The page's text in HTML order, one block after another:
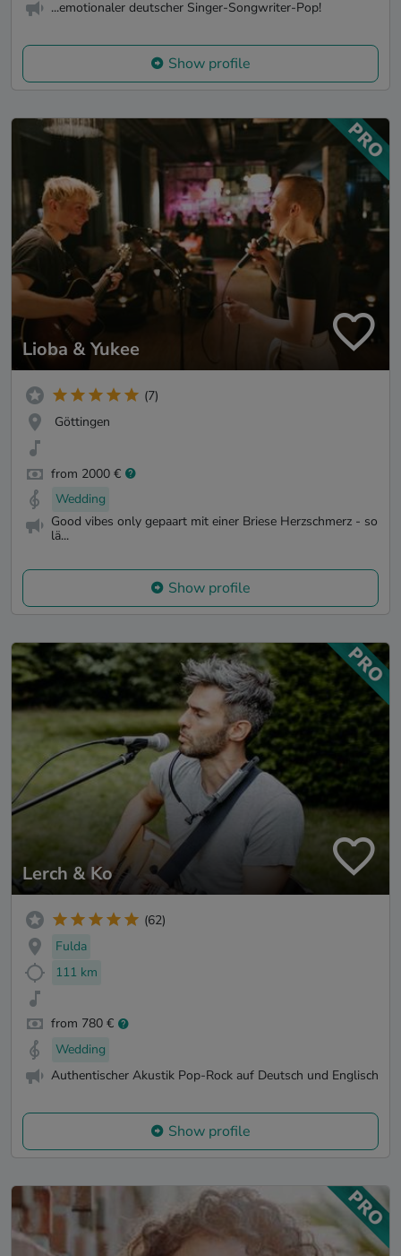
...emotionaler deutscher Singer-Songwriter-Pop!
Show profile
Lioba & Yukee
(7)
Göttingen
from 2000 €
Wedding
Good vibes only gepaart mit einer Briese Herzschmerz - so
lä...
Show profile
Lerch & Ko
(62)
Fulda
111 km
from 780 €
Wedding
Authentischer Akustik Pop-Rock auf Deutsch und Englisch
Show profile